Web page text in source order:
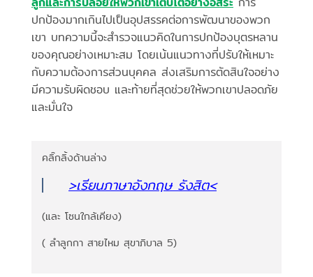
ปกป้องมากเกินไปเป็นอุปสรรคต่อการพัฒนาของพวก
เขา บทความนี้จะสำรวจแนวคิดในการปกป้องบุตรหลาน
ของคุณอย่างเหมาะสม โดยเน้นแนวทางที่ปรับให้เหมาะ
กับความต้องการส่วนบุคคล ส่งเสริมการตัดสินใจอย่าง
มีความรับผิดชอบ และท้ายที่สุดช่วยให้พวกเขาปลอดภัย
และมั่นใจ
คลิ๊กลิ้งด้านล่าง
>เรียนภาษาอังกฤษ รังสิต<
(และ โซนใกล้เคียง)
( ลำลูกกา สายไหม สุขาภิบาล 5)